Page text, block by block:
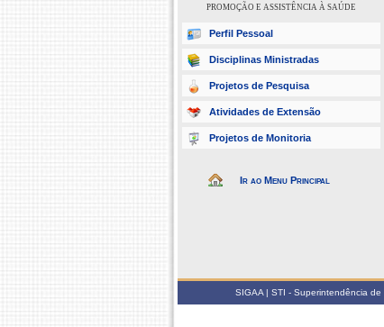
PROMOÇÃO E ASSISTÊNCIA À SAÚDE
Perfil Pessoal
Disciplinas Ministradas
Projetos de Pesquisa
Atividades de Extensão
Projetos de Monitoria
Ir ao Menu Principal
SIGAA | STI - Superintendência